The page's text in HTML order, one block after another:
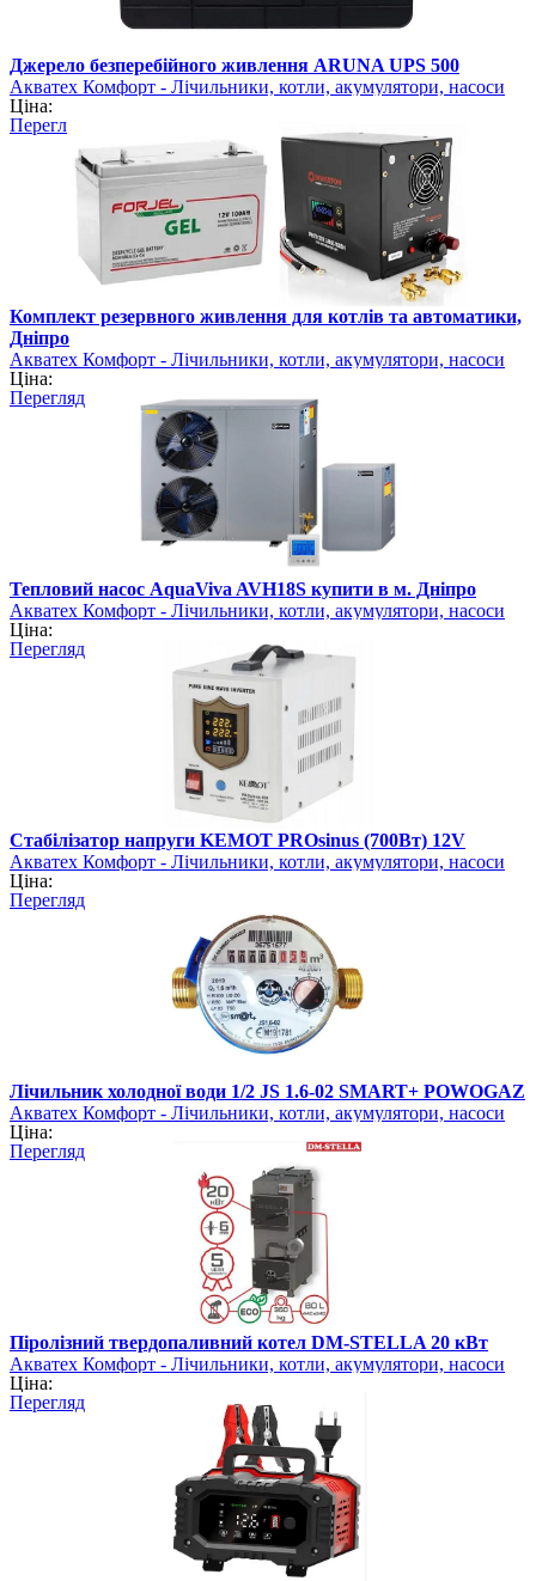
Джерело безперебійного живлення ARUNA UPS 500
Акватех Комфорт - Лічильники, котли, акумулятори, насоси
Ціна:
Перегляд
Комплект резервного живлення для котлів та автоматики,
Дніпро
Акватех Комфорт - Лічильники, котли, акумулятори, насоси
Ціна:
Перегляд
Тепловий насос AquaViva AVH18S купити в м. Дніпро
Акватех Комфорт - Лічильники, котли, акумулятори, насоси
Ціна:
Перегляд
Стабілізатор напруги KEMOT PROsinus (700Вт) 12V
Акватех Комфорт - Лічильники, котли, акумулятори, насоси
Ціна:
Перегляд
Лічильник холодної води 1/2 JS 1.6-02 SMART+ POWOGAZ
Акватех Комфорт - Лічильники, котли, акумулятори, насоси
Ціна:
Перегляд
Піролізний твердопаливний котел DM-STELLA 20 кВт
Акватех Комфорт - Лічильники, котли, акумулятори, насоси
Ціна:
Перегляд